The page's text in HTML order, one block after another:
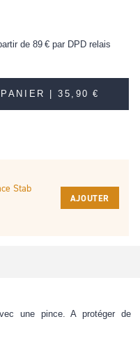
de 89 €par DPD relais
PANIER |35,90 €
Stab
AJOUTER
une pince. A protéger de